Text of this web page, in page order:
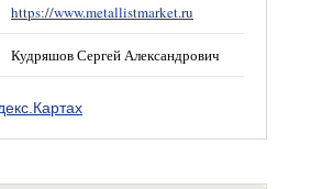
https://www.metallistmarket.ru
Кудряшов Сергей Александрович